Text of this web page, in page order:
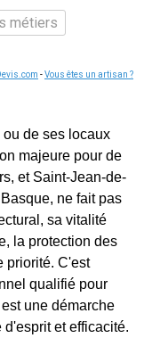
métiers
-Vous êtes un artisan ?
de ses locaux
majeure pour de
et Saint-Jean-de-
ne fait pas
sa vitalité
la protection des
priorité. C'est
qualifié pour
une démarche
et efficacité.